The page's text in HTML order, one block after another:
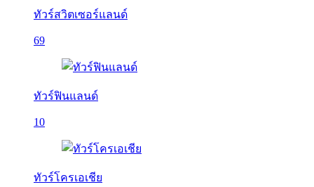
ทัวร์สวิตเซอร์แลนด์
69
ทัวร์ฟินแลนด์
10
ทัวร์โครเอเชีย